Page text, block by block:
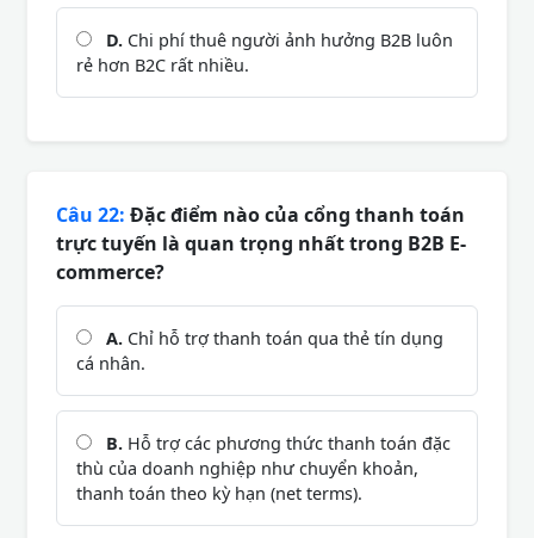
D. Chi phí thuê người ảnh hưởng B2B luôn
rẻ hơn B2C rất nhiều.
Câu 22: Đặc điểm nào của cổng thanh toán
trực tuyến là quan trọng nhất trong B2B E-
commerce?
A. Chỉ hỗ trợ thanh toán qua thẻ tín dụng
cá nhân.
B. Hỗ trợ các phương thức thanh toán đặc
thù của doanh nghiệp như chuyển khoản,
thanh toán theo kỳ hạn (net terms).